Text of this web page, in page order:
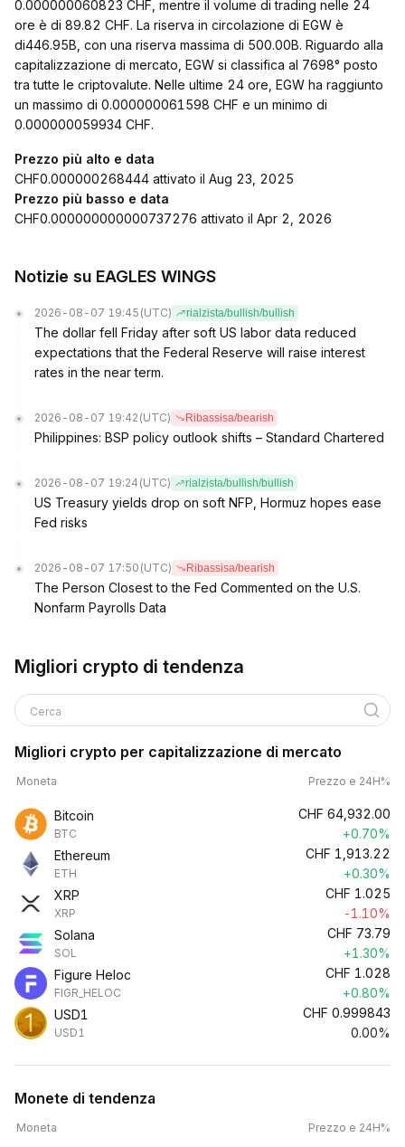
0.000000060823 CHF, mentre il volume di trading nelle 24
ore è di 89.82 CHF. La riserva in circolazione di EGW è
di446.95B, con una riserva massima di 500.00B. Riguardo alla
capitalizzazione di mercato, EGW si classifica al 7698° posto
tra tutte le criptovalute. Nelle ultime 24 ore, EGW ha raggiunto
un massimo di 0.000000061598 CHF e un minimo di
0.000000059934 CHF.
Prezzo più alto e data
CHF0.000000268444 attivato il Aug 23, 2025
Prezzo più basso e data
CHF0.000000000000737276 attivato il Apr 2, 2026
Notizie su EAGLES WINGS
2026-08-07 19:45 (UTC) rialzista/bullish/bullish
The dollar fell Friday after soft US labor data reduced
expectations that the Federal Reserve will raise interest
rates in the near term.
2026-08-07 19:42 (UTC) Ribassisa/bearish
Philippines: BSP policy outlook shifts – Standard Chartered
2026-08-07 19:24 (UTC) rialzista/bullish/bullish
US Treasury yields drop on soft NFP, Hormuz hopes ease
Fed risks
2026-08-07 17:50 (UTC) Ribassisa/bearish
The Person Closest to the Fed Commented on the U.S.
Nonfarm Payrolls Data
Migliori crypto di tendenza
Cerca
Migliori crypto per capitalizzazione di mercato
Moneta Prezzo e 24H%
Bitcoin
BTC
CHF 64,932.00
+0.70%
Ethereum
ETH
CHF 1,913.22
+0.30%
XRP
XRP
CHF 1.025
-1.10%
Solana
SOL
CHF 73.79
+1.30%
Figure Heloc
FIGR_HELOC
CHF 1.028
+0.80%
USD1
USD1
CHF 0.999843
0.00%
Monete di tendenza
Moneta Prezzo e 24H%